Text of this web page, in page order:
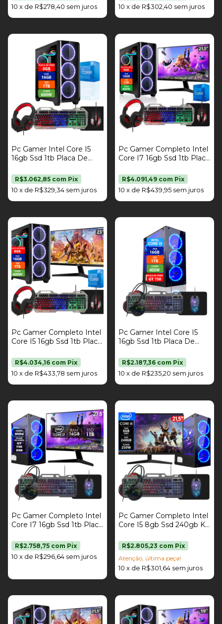
10 x de R$278,40 sem juros 10 x de R$302,40 sem juros
Pc Gamer Intel Core I5
16gb Ssd 1tb Placa De
Gamer Fonte 400W
Strong Tech
10 x de R$329,34 sem juros
R$3.062,85 com Pix
Pc Gamer Completo Intel
Core I7 16gb Ssd 1tb Placa
Gamer Monitor 21,5" Fonte
400W Strong Tech
10 x de R$439,95 sem juros
R$4.091,49 com Pix
Pc Gamer Completo Intel
Core I5 16gb Ssd 1tb Placa
Gamer Monitor 23" Fonte
400W Strong Tech
10 x de R$433,78 sem juros
R$4.034,16 com Pix
Pc Gamer Intel Core I5
16gb Ssd 1tb Placa De
Gamer Fonte 400W
Strong Tech
10 x de R$235,20 sem juros
R$2.187,36 com Pix
Pc Gamer Completo Intel
Core I7 16gb Ssd 1tb Placa
Gamer Monitor 21,5" Fonte
400W Strong Tech
10 x de R$296,64 sem juros
R$2.758,75 com Pix
Pc Gamer Completo Intel
Core I5 8gb Ssd 240gb Kit
Strong Tech
10 x de R$301,64 sem juros
R$2.805,23 com Pix
Atenção, última peça!